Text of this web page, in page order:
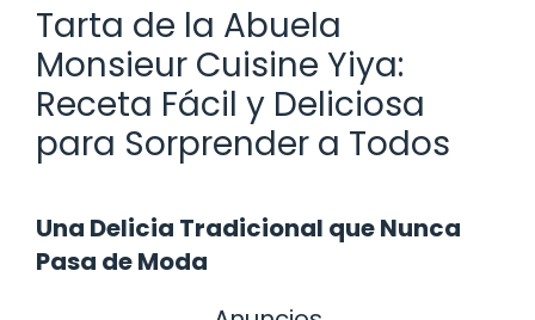
Tarta de la Abuela
Monsieur Cuisine Yiya:
Receta Fácil y Deliciosa
para Sorprender a Todos
Una Delicia Tradicional que Nunca
Pasa de Moda